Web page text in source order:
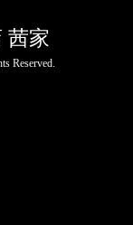
茜家
Reserved.